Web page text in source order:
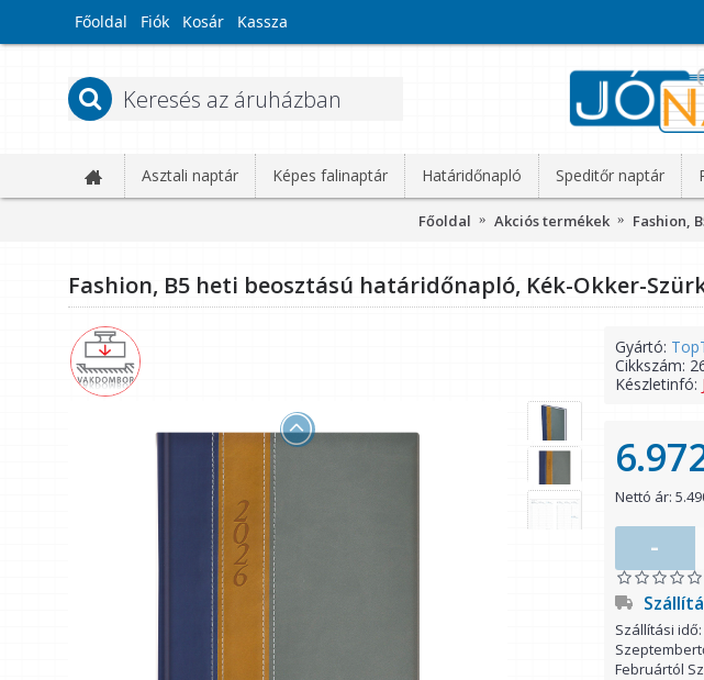
Főoldal Fiók Kosár Kassza
Asztali naptár Képes falinaptár Határidőnapló Speditőr naptár
Főoldal Akciós termékek Fashion,
Fashion, B5 heti beosztású határidőnapló, Kék-Okker-
Gyártó:
Cikkszám:
Készletinfó:
Nettó ár:
-
Szállítási idő:
Februártól